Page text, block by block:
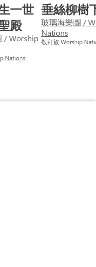
一世
殿
/ Worship
Nations
垂絲柳樹
玻璃海樂團 /
Nations
敬拜族 Worship